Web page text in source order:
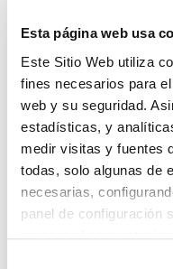
Esta página web usa
Este Sitio Web utiliza
fines necesarios para
web y su seguridad.
estadísticas, y
medir visitas y fuentes
todas, solo algunas de
necesarias,
panel de configuración
Buscar:
CATEGORÍAS
ACUERDOS Y
AVISOS